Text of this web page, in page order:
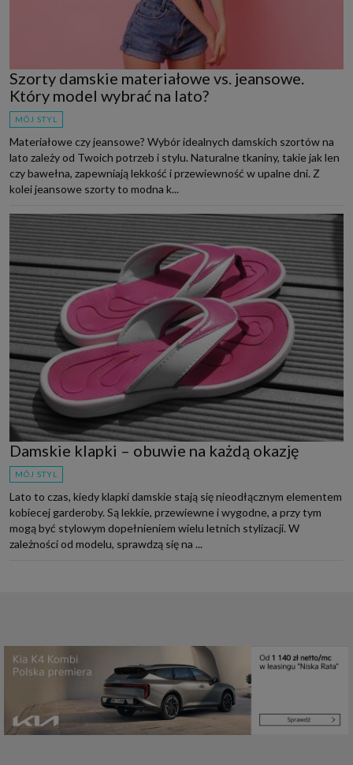
Szorty damskie materiałowe vs. jeansowe.
Który model wybrać na lato?
MÓJ STYL
Materiałowe czy jeansowe? Wybór idealnych damskich szortów na
lato zależy od Twoich potrzeb i stylu. Naturalne tkaniny, takie jak len
czy bawełna, zapewniają lekkość i przewiewność w upalne dni. Z
kolei jeansowe szorty to modna k...
Damskie klapki – obuwie na każdą okazję
MÓJ STYL
Lato to czas, kiedy klapki damskie stają się nieodłącznym elementem
kobiecej garderoby. Są lekkie, przewiewne i wygodne, a przy tym
mogą być stylowym dopełnieniem wielu letnich stylizacji. W
zależności od modelu, sprawdzą się na ...